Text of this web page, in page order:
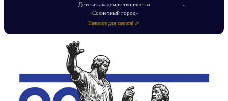
Детская академия творчества
«Солнечный город»
Нажмите для салюта! 🎉